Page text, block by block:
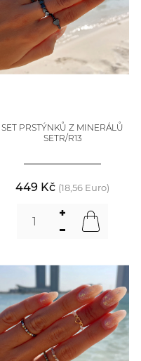
SET PRSTÝNKŮ Z MINERÁLŮ
SETR/R13
449 Kč (18,56 Euro)